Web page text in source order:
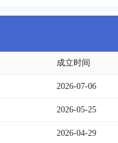
成立时间
2026-07-06
2026-05-25
2026-04-29